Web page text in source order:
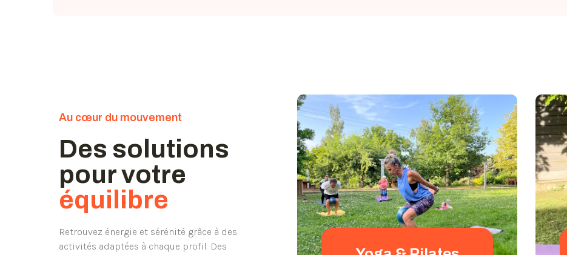
Au cœur du mouvement
Des solutions
pour votre
équilibre
Retrouvez énergie et sérénité grâce à des
activités adaptées à chaque profil. Des